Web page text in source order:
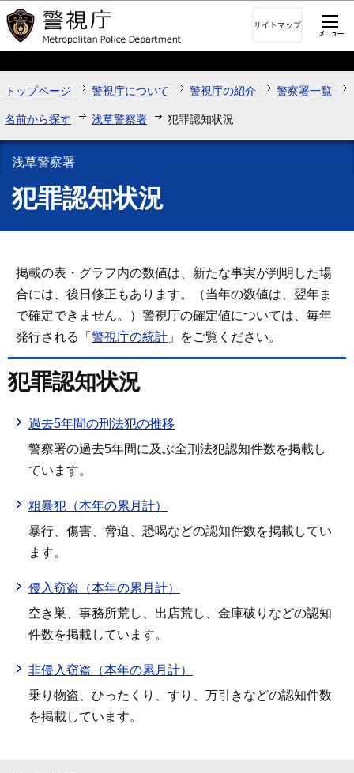
このページの本文へ移動
サイトマップ
トップページ 警視庁について 警視庁の紹介 警察署一覧
名前から探す 浅草警察署 犯罪認知状況
浅草警察署
犯罪認知状況
掲載の表・グラフ内の数値は、新たな事実が判明した場
合には、後日修正もあります。（当年の数値は、翌年ま
で確定できません。）警視庁の確定値については、毎年
発行される「 警視庁の統計 」をご覧ください。
犯罪認知状況
過去5年間の刑法犯の推移
警察署の過去5年間に及ぶ全刑法犯認知件数を掲載し
ています。
粗暴犯（本年の累月計）
暴行、傷害、脅迫、恐喝などの認知件数を掲載してい
ます。
侵入窃盗（本年の累月計）
空き巣、事務所荒し、出店荒し、金庫破りなどの認知
件数を掲載しています。
非侵入窃盗（本年の累月計）
乗り物盗、ひったくり、すり、万引きなどの認知件数
を掲載しています。